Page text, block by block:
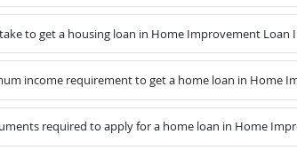
to get a housing loan in Home Improvement Loan
income requirement to get a home loan in Home
required to apply for a home loan in Home